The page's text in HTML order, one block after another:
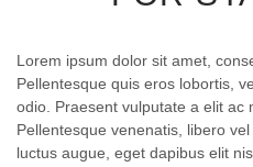
Lorem ipsum dolor sit amet,
Pellentesque quis eros lobortis,
odio. Praesent vulputate a elit ac
Pellentesque venenatis, libero
luctus augue, eget dapibus elit